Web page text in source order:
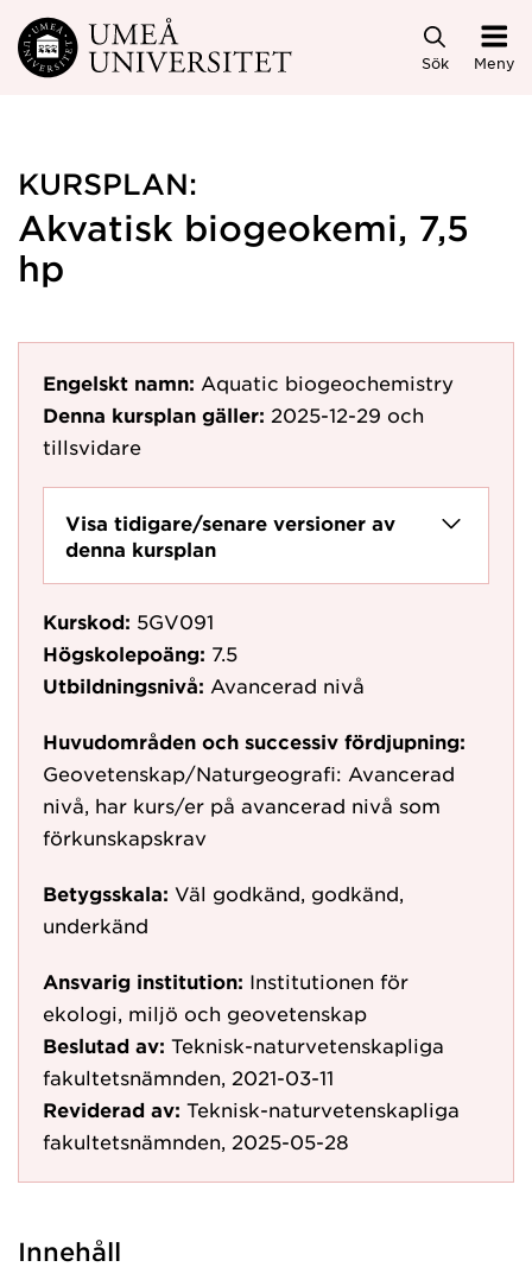
Hoppa direkt till innehållet
Sök Meny
KURSPLAN:
Akvatisk biogeokemi, 7,5
hp
Engelskt namn: Aquatic biogeochemistry
Denna kursplan gäller: 2025-12-29 och
tillsvidare
Visa tidigare/senare versioner av
denna kursplan
Kurskod: 5GV091
Högskolepoäng: 7.5
Utbildningsnivå: Avancerad nivå
Huvudområden och successiv fördjupning:
Geovetenskap/Naturgeografi: Avancerad
nivå, har kurs/er på avancerad nivå som
förkunskapskrav
Betygsskala: Väl godkänd, godkänd,
underkänd
Ansvarig institution: Institutionen för
ekologi, miljö och geovetenskap
Beslutad av: Teknisk-naturvetenskapliga
fakultetsnämnden, 2021-03-11
Reviderad av: Teknisk-naturvetenskapliga
fakultetsnämnden, 2025-05-28
Innehåll